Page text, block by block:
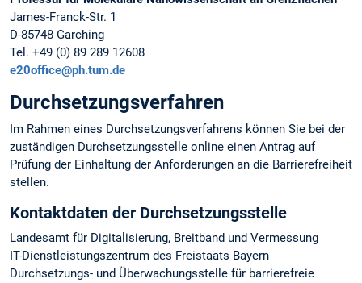
James-Franck-Str. 1
D-85748 Garching
Tel. +49 (0) 89 289 12608
e20office@ph.tum.de
Durchsetzungsverfahren
Im Rahmen eines Durchsetzungsverfahrens können Sie bei der
zuständigen Durchsetzungsstelle online einen Antrag auf
Prüfung der Einhaltung der Anforderungen an die Barrierefreiheit
stellen.
Kontaktdaten der Durchsetzungsstelle
Landesamt für Digitalisierung, Breitband und Vermessung
IT-Dienstleistungszentrum des Freistaats Bayern
Durchsetzungs- und Überwachungsstelle für barrierefreie